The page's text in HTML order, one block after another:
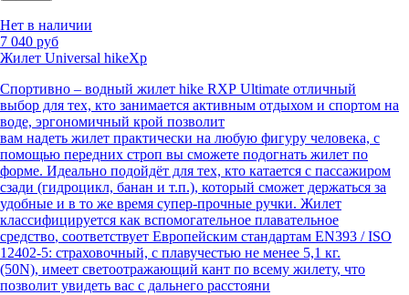
Нет в наличии
7 040 руб
Жилет Universal hikeXp
Спортивно – водный жилет hike RXP Ultimate отличный
выбор для тех, кто занимается активным отдыхом и спортом на
воде, эргономичный крой позволит
вам надеть жилет практически на любую фигуру человека, с
помощью передних строп вы сможете подогнать жилет по
форме. Идеально подойдёт для тех, кто катается с пассажиром
сзади (гидроцикл, банан и т.п.), который сможет держаться за
удобные и в то же время супер-прочные ручки. Жилет
классифицируется как вспомогательное плавательное
средство, соответствует Европейским стандартам EN393 / ISO
12402-5: страховочный, с плавучестью не менее 5,1 кг.
(50N), имеет светоотражающий кант по всему жилету, что
позволит увидеть вас с дальнего расстояни